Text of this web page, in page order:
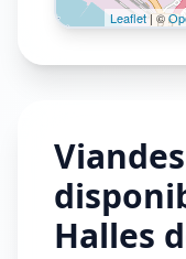
Leaflet | ©
Halles